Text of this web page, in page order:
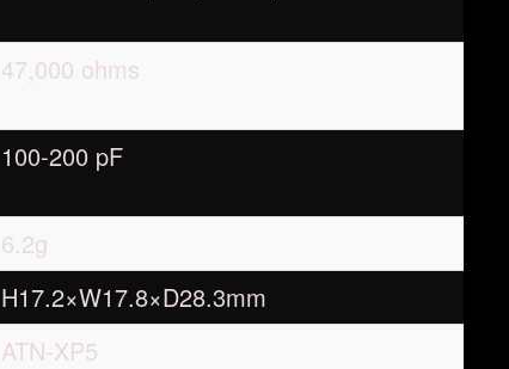
47,000 ohms
100-200 pF
6.2g
H17.2×W17.8×D28.3mm
ATN-XP5